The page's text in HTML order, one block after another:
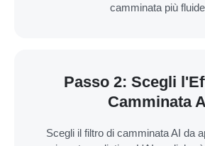
camminata più
Passo 2: Scegli
Camminata
Scegli il filtro di camminata AI da